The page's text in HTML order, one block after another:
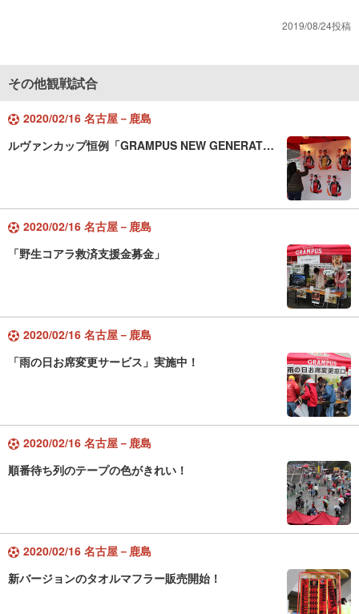
2019/08/24投稿
その他観戦試合
2020/02/16 名古屋－鹿島
ルヴァンカップ恒例「GRAMPUS NEW GENERAT…
2020/02/16 名古屋－鹿島
「野生コアラ救済支援金募金」
2020/02/16 名古屋－鹿島
「雨の日お席変更サービス」実施中！
2020/02/16 名古屋－鹿島
順番待ち列のテープの色がきれい！
2020/02/16 名古屋－鹿島
新バージョンのタオルマフラー販売開始！